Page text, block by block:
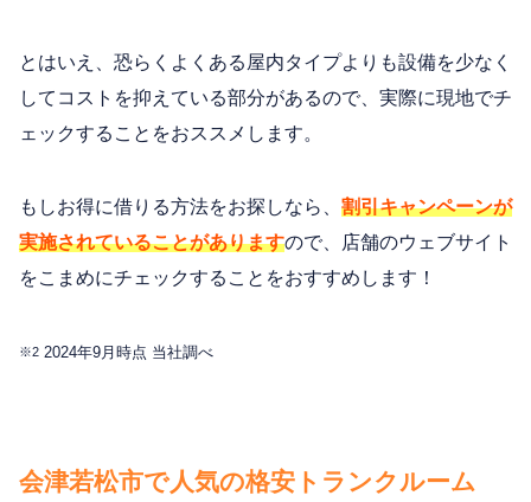
とはいえ、恐らくよくある屋内タイプよりも設備を少なく
してコストを抑えている部分があるので、実際に現地でチ
ェックすることをおススメします。
もしお得に借りる方法をお探しなら、 割引キャンペーンが
実施されていることがありますので、店舗のウェブサイト
をこまめにチェックすることをおすすめします！
※2 2024年9月時点 当社調べ
会津若松市で人気の格安トランクルーム